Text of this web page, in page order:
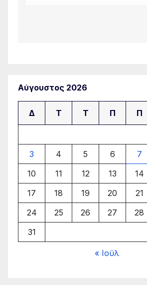
Αύγουστος 2026
Δ Τ Τ Π Π
3
4 5 6 7
10
11 12 13 14
17
18 19 20 21
24
25 26 27 28
31
« Ιούλ